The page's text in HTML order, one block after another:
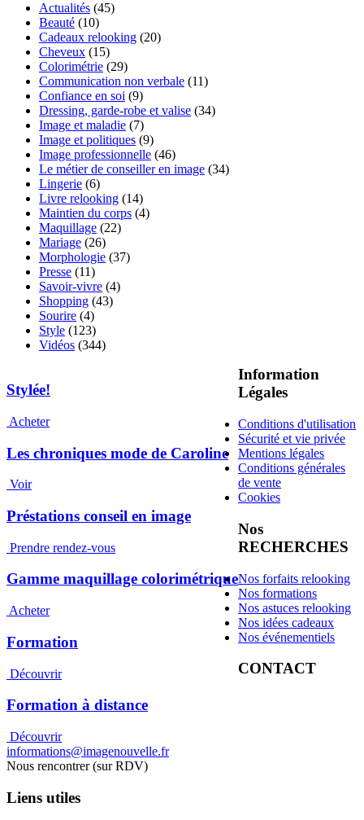
Actualités (45)
Beauté (10)
Cadeaux relooking (20)
Cheveux (15)
Colorimétrie (29)
Communication non verbale (11)
Confiance en soi (9)
Dressing, garde-robe et valise (34)
Image et maladie (7)
Image et politiques (9)
Image professionnelle (46)
Le métier de conseiller en image (34)
Lingerie (6)
Livre relooking (14)
Maintien du corps (4)
Maquillage (22)
Mariage (26)
Morphologie (37)
Presse (11)
Savoir-vivre (4)
Shopping (43)
Sourire (4)
Style (123)
Vidéos (344)
Stylée!
Acheter
Les chroniques mode de Caroline
Voir
Préstations conseil en image
Prendre rendez-vous
Gamme maquillage colorimétrique
Acheter
Formation
Découvrir
Formation à distance
Découvrir
Information
Légales
Conditions d'utilisation
Sécurité et vie privée
Mentions légales
Conditions générales
de vente
Cookies
Nos
RECHERCHES
Nos forfaits relooking
Nos formations
Nos astuces relooking
Nos idées cadeaux
Nos événementiels
CONTACT
informations@imagenouvelle.fr
Nous rencontrer (sur RDV)
Liens utiles